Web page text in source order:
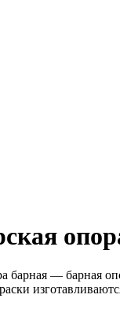
барная — барная